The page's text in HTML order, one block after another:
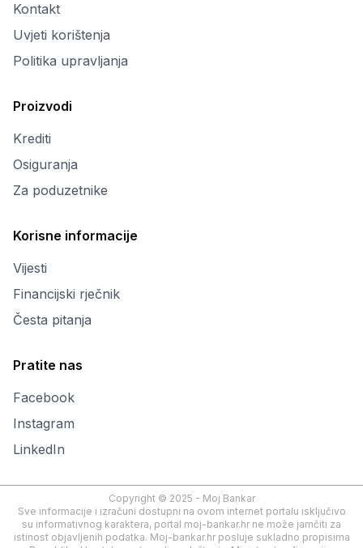
Kontakt
Uvjeti korištenja
Politika upravljanja
Proizvodi
Krediti
Osiguranja
Za poduzetnike
Korisne informacije
Vijesti
Financijski rječnik
Česta pitanja
Pratite nas
Facebook
Instagram
LinkedIn
Copyright © 2025 - Moj Bankar
Sve informacije i izračuni dostupni na ovom internet portalu isključivo
su informativnog karaktera, portal moj-bankar.hr ne može jamčiti za
istinost objavljenih podatka. Moj-bankar.hr posluje sukladno propisima